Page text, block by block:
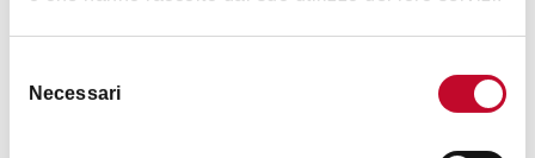
delNecessari
Animali ammessi
Per gruppi
Romantico
Venerdì e Sabato 15:00-02:00